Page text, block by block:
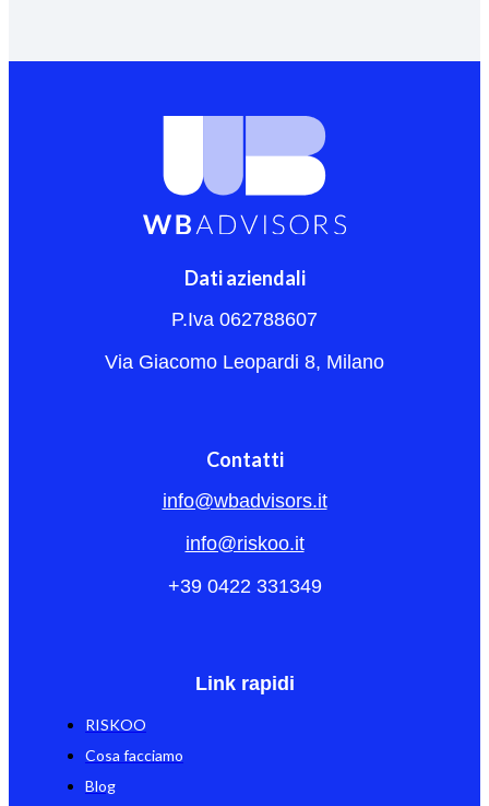
Dati aziendali
P.Iva 062788607
Via Giacomo Leopardi 8, Milano
Contatti
info@wbadvisors.it
info@riskoo.it
+39 0422 331349
Link rapidi
RISKOO
Cosa facciamo
Blog